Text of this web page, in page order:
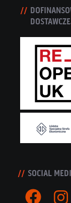
SOCIAL